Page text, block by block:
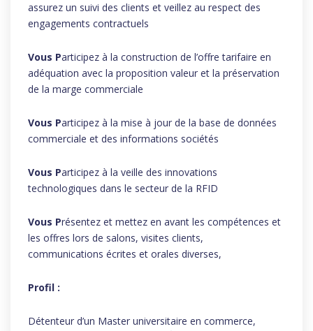
assurez un suivi des clients et veillez au respect des
engagements contractuels
Vous Participez à la construction de l’offre tarifaire en
adéquation avec la proposition valeur et la préservation
de la marge commerciale
Vous Participez à la mise à jour de la base de données
commerciale et des informations sociétés
Vous Participez à la veille des innovations
technologiques dans le secteur de la RFID
Vous Présentez et mettez en avant les compétences et
les offres lors de salons, visites clients,
communications écrites et orales diverses,
Profil :
Détenteur d’un Master universitaire en commerce,